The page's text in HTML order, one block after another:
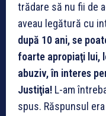
trădare să nu fii de
aveau legătură cu
după 10 ani, se
foarte apropiaţi lui,
abuziv, în interes
Justiţia! L-am
spus. Răspunsul